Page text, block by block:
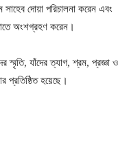
দোয়া পরিচালনা করেন এবং
অংশগ্রহণ করেন।
স্মৃতি, যাঁদের ত্যাগ, শ্রম, প্রজ্ঞা ও
প্রতিষ্ঠিত হয়েছে।